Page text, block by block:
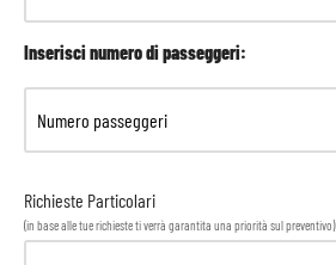
Inserisci numero di passeggeri:
Richieste Particolari
(in base alle tue richieste ti verrà garantita una priorità sul preventivo)